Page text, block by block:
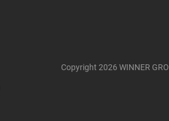
Copyright 2026 WINNER